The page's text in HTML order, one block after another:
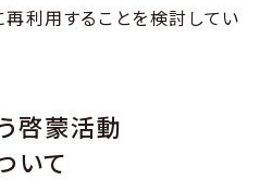
再利用することを検討してい
啓蒙活動
いて